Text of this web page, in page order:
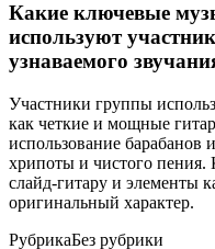
Какие ключевые
используют
узнаваемого
Участники группы
как четкие и мощные
использование барабанов
хрипоты и чистого пения.
слайд-гитару и элементы
оригинальный характер.
РубрикаБез рубрики